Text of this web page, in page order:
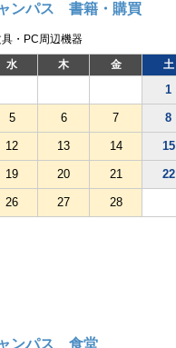
ンパス 書籍・購買
・PC周辺機器
水 木 金 土
1
5 6 7 8
12 13 14 15
19 20 21 22
26 27 28
ンパス 食堂